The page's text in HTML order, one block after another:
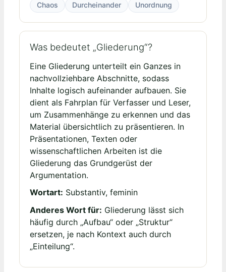
Chaos Durcheinander Unordnung
Was bedeutet „Gliederung“?
Eine Gliederung unterteilt ein Ganzes in
nachvollziehbare Abschnitte, sodass
Inhalte logisch aufeinander aufbauen. Sie
dient als Fahrplan für Verfasser und Leser,
um Zusammenhänge zu erkennen und das
Material übersichtlich zu präsentieren. In
Präsentationen, Texten oder
wissenschaftlichen Arbeiten ist die
Gliederung das Grundgerüst der
Argumentation.
Wortart: Substantiv, feminin
Anderes Wort für: Gliederung lässt sich
häufig durch „Aufbau“ oder „Struktur“
ersetzen, je nach Kontext auch durch
„Einteilung“.